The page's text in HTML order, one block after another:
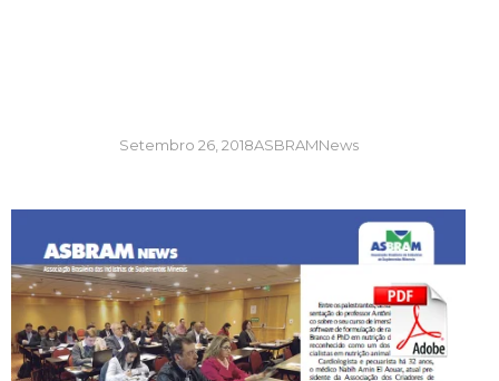
Setembro 26, 2018ASBRAMNews